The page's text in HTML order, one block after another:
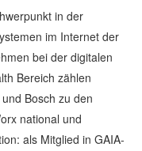
in der
im Internet der
bei der digitalen
Bereich zählen
Bosch zu den
national und
als Mitglied in GAIA-